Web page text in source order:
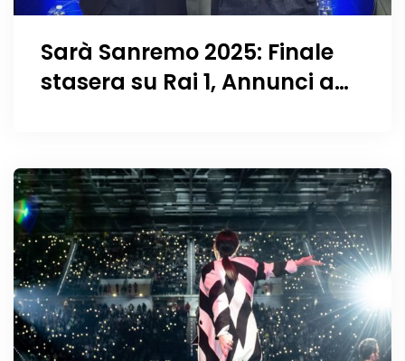
Sarà Sanremo 2025: Finale
stasera su Rai 1, Annunci a
toscano?